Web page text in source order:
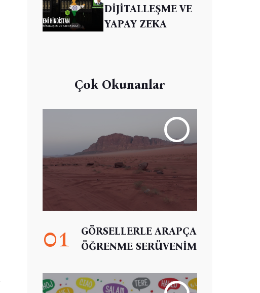
DİJİTALLEŞME VE
YAPAY ZEKA
Çok Okunanlar
01
GÖRSELLERLE ARAPÇA
ÖĞRENME SERÜVENİM